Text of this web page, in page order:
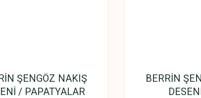
ŞENGÖZ NAKIŞ
/ PAPATYALAR
BERRİN